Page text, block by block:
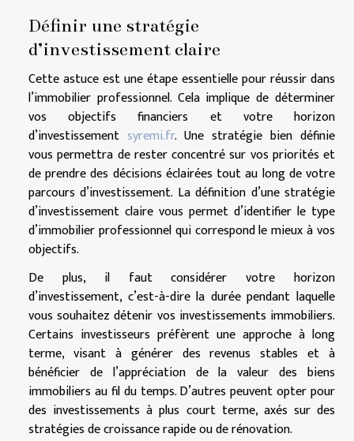
Définir une stratégie
d’investissement claire
Cette astuce est une étape essentielle pour réussir dans
l’immobilier professionnel. Cela implique de déterminer
vos objectifs financiers et votre horizon
d’investissement syremi.fr. Une stratégie bien définie
vous permettra de rester concentré sur vos priorités et
de prendre des décisions éclairées tout au long de votre
parcours d’investissement. La définition d’une stratégie
d’investissement claire vous permet d’identifier le type
d’immobilier professionnel qui correspond le mieux à vos
objectifs.
De plus, il faut considérer votre horizon
d’investissement, c’est-à-dire la durée pendant laquelle
vous souhaitez détenir vos investissements immobiliers.
Certains investisseurs préfèrent une approche à long
terme, visant à générer des revenus stables et à
bénéficier de l’appréciation de la valeur des biens
immobiliers au fil du temps. D’autres peuvent opter pour
des investissements à plus court terme, axés sur des
stratégies de croissance rapide ou de rénovation.